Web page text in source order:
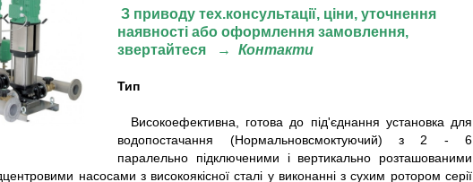
З приводу тех.консультації, ціни,уточнення
наявності або оформлення замовлення,
звертайтеся
→ Контакти
Тип
Високоефективна, готова до під'єднання установка для
водопостачання (Нормальновсмоктуючий) з 2 - 6
паралельно підключеними і вертикально розташованими
насосами з високоякісної сталі у виконанні з сухим ротором серії